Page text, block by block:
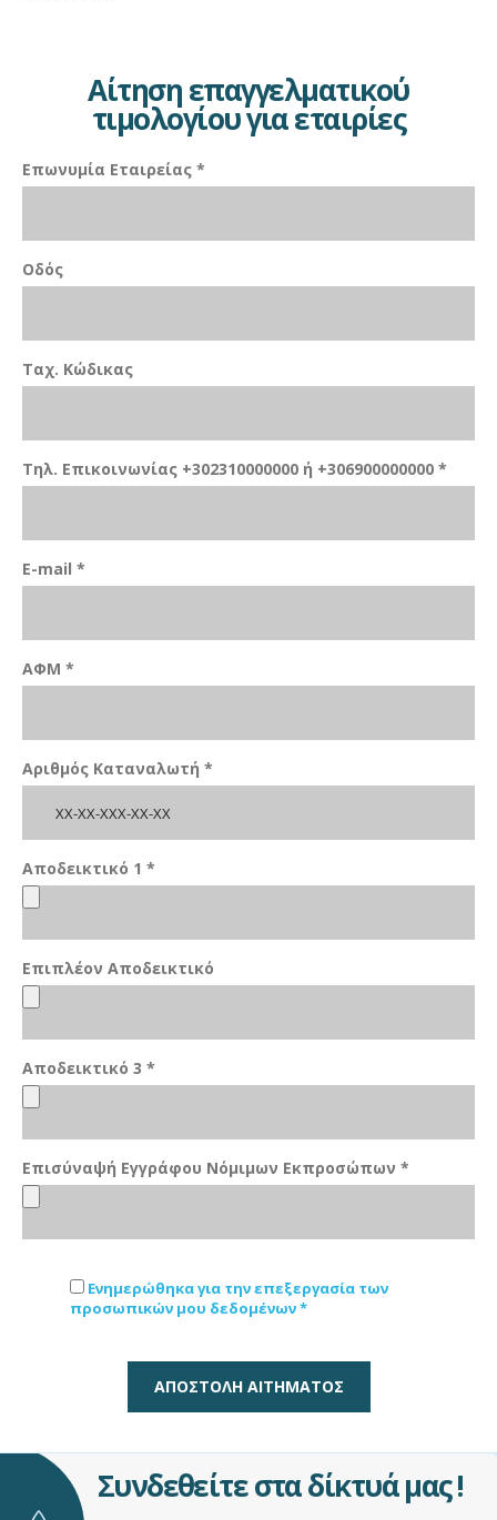
Αίτηση επαγγελματικού
τιμολογίου για εταιρίες
Επωνυμία Εταιρείας *
Οδός
Ταχ. Κώδικας
Τηλ. Επικοινωνίας +302310000000 ή +306900000000 *
E-mail *
ΑΦΜ *
Αριθμός Καταναλωτή *
Αποδεικτικό 1 *
Επιπλέον Αποδεικτικό
Αποδεικτικό 3 *
Επισύναψή Εγγράφου Νόμιμων Εκπροσώπων *
Ενημερώθηκα για την επεξεργασία των
προσωπικών μου δεδομένων *
ΑΠΟΣΤΟΛΗ ΑΙΤΗΜΑΤΟΣ
Συνδεθείτε στα δίκτυά μας !